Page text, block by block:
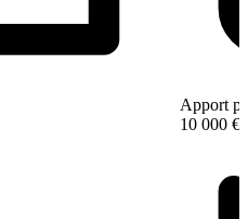
Apport
10 000 €